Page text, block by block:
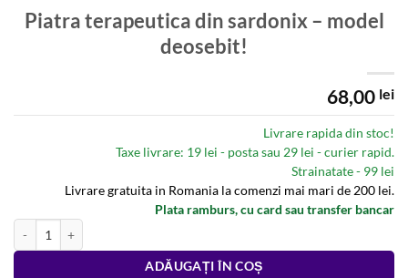
Piatra terapeutica din sardonix – model
deosebit!
68,00 lei
Livrare rapida din stoc!
Taxe livrare: 19 lei - posta sau 29 lei - curier rapid.
Strainatate - 99 lei
Livrare gratuita in Romania la comenzi mai mari de 200 lei.
Plata ramburs, cu card sau transfer bancar
ADĂUGAȚI ÎN COȘ
Alternative: